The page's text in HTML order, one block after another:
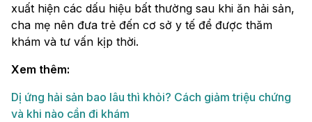
xuất hiện các dấu hiệu bất thường sau khi ăn hải sản,
cha mẹ nên đưa trẻ đến cơ sở y tế để được thăm
khám và tư vấn kịp thời.
Xem thêm:
Dị ứng hải sản bao lâu thì khỏi? Cách giảm triệu chứng
và khi nào cần đi khám